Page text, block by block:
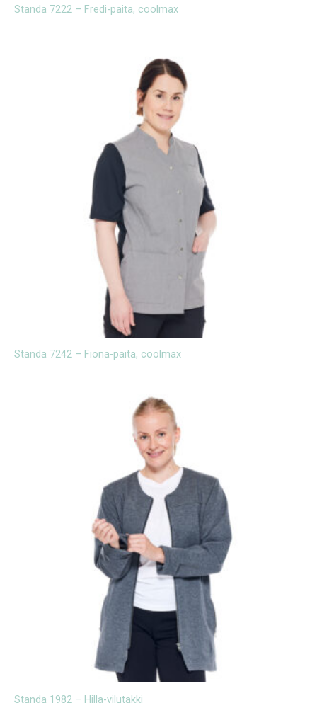
Standa 7222 – Fredi-paita, coolmax
Standa 7242 – Fiona-paita, coolmax
Standa 1982 – Hilla-vilutakki